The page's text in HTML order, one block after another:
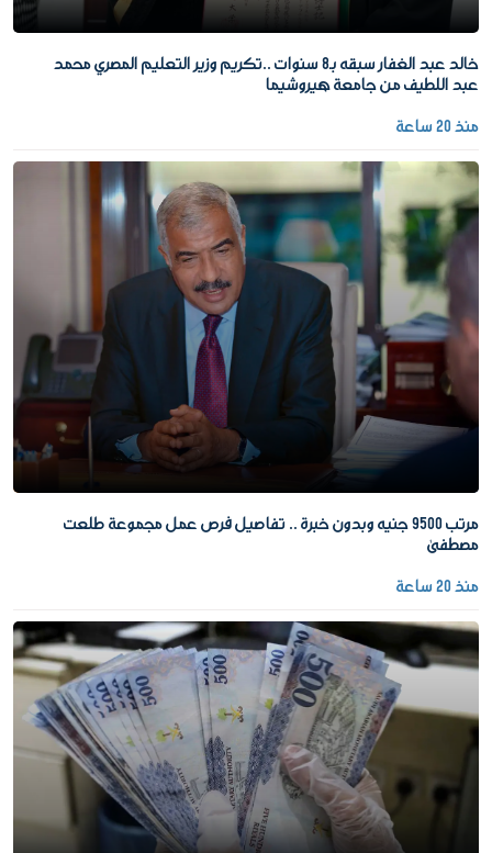
خالد عبد الغفار سبقه بـ8 سنوات ..تكريم وزير التعليم المصري محمد
عبد اللطيف من جامعة هيروشيما
منذ 20 ساعة
مرتب 9500 جنيه وبدون خبرة .. تفاصيل فرص عمل مجموعة طلعت
مصطفى
منذ 20 ساعة